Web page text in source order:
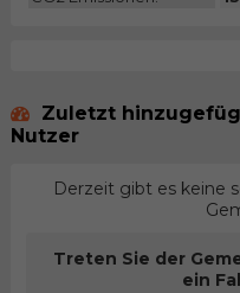
Zuletzt
Nutzer
Derzeit gibt es keine
Treten Sie der
ein